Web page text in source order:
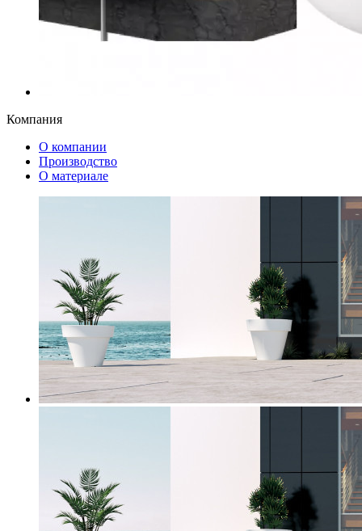
Компания
О компании
Производство
О материале